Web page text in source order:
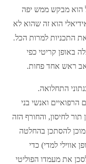
הוא מבקש ממש יפה
הוא זה שהוא לא
התכניות למרות הכל.
באופן קריטי כפי
ראש אחד פחות.
התחלואה.
ואנשי בני
תור לחיסון, והחורף הזה
להסתכן בהחלטה
אווילי למדי) כדי
את מעמדו הפוליטי